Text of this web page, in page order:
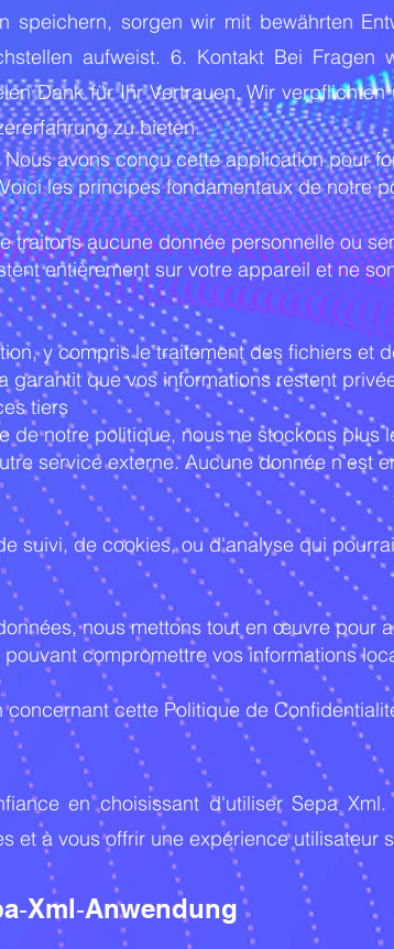
speichern, sorgen wir mit bewährten
aufweist. 6. Kontakt Bei Fragen
Dank für Ihr Vertrauen. Wir
zu bieten.
avons conçu cette application pour
les principes fondamentaux de notre
traitons aucune donnée personnelle ou
entièrement sur votre appareil et ne
y compris le traitement des fichiers et
garantit que vos informations restent
tiers
de notre politique, nous ne stockons plus
service externe. Aucune donnée n'est
suivi, de cookies, ou d'analyse qui
nous mettons tout en œuvre pour
compromettre vos informations
cette Politique de
en choisissant d'utiliser Sepa
et à vous offrir une expérience utilisateur